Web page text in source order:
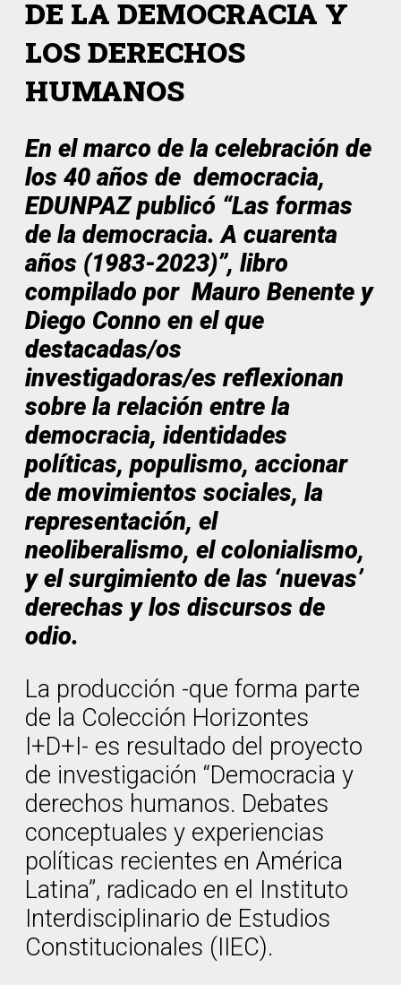
DE LA DEMOCRACIA Y
LOS DERECHOS
HUMANOS
En el marco de la celebración de
los 40 años de democracia,
EDUNPAZ publicó “Las formas
de la democracia. A cuarenta
años (1983-2023)”, libro
compilado por Mauro Benente y
Diego Conno en el que
destacadas/os
investigadoras/es reflexionan
sobre la relación entre la
democracia, identidades
políticas, populismo, accionar
de movimientos sociales, la
representación, el
neoliberalismo, el colonialismo,
y el surgimiento de las ‘nuevas’
derechas y los discursos de
odio.
La producción -que forma parte
de la Colección Horizontes
I+D+I- es resultado del proyecto
de investigación “Democracia y
derechos humanos. Debates
conceptuales y experiencias
políticas recientes en América
Latina”, radicado en el Instituto
Interdisciplinario de Estudios
Constitucionales (IIEC).